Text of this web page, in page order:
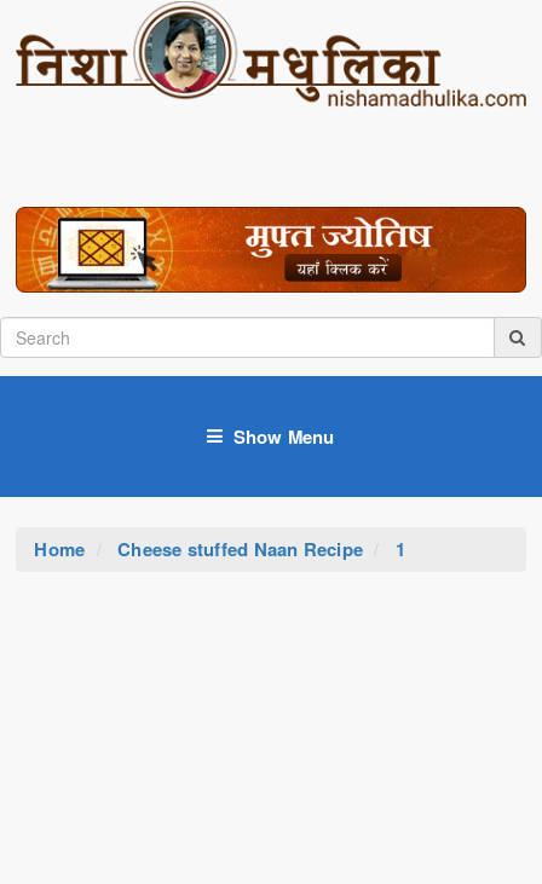
Show Menu
Home Cheese stuffed Naan Recipe 1